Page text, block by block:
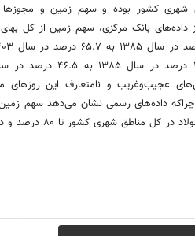
شهری کشور بوده و سهم زمین و
بانک مرکزی، سهم زمین از کل
عجیب‌وغریب و نامتعارف این
داده‌های رسمی نشان می‌دهد سهم